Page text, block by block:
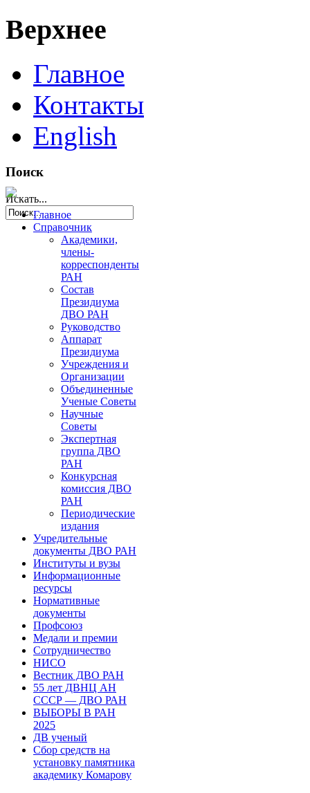
Верхнее
Главное
Контакты
English
Поиск
Искать...
Главное
Справочник
Академики,
члены-
корреспонденты
РАН
Состав
Президиума
ДВО РАН
Руководство
Аппарат
Президиума
Учреждения и
Организации
Объединенные
Ученые Советы
Научные
Советы
Экспертная
группа ДВО
РАН
Конкурсная
комиссия ДВО
РАН
Периодические
издания
Учредительные
документы ДВО РАН
Институты и вузы
Информационные
ресурсы
Нормативные
документы
Профсоюз
Медали и премии
Сотрудничество
НИСО
Вестник ДВО РАН
55 лет ДВНЦ АН
СССР — ДВО РАН
ВЫБОРЫ В РАН
2025
ДВ ученый
Сбор средств на
установку памятника
академику Комарову